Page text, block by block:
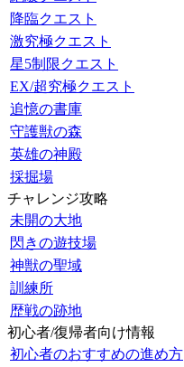
降臨クエスト
激究極クエスト
星5制限クエスト
EX/超究極クエスト
追憶の書庫
守護獣の森
英雄の神殿
採掘場
チャレンジ攻略
未開の大地
閃きの遊技場
神獣の聖域
訓練所
歴戦の跡地
初心者/復帰者向け情報
初心者のおすすめの進め方